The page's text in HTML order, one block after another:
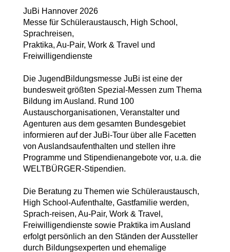
JuBi Hannover 2026
Messe für Schüleraustausch, High School,
Sprachreisen,
Praktika, Au-Pair, Work & Travel und
Freiwilligendienste
Die JugendBildungsmesse JuBi ist eine der
bundesweit größten Spezial-Messen zum Thema
Bildung im Ausland. Rund 100
Austauschorganisationen, Veranstalter und
Agenturen aus dem gesamten Bundesgebiet
informieren auf der JuBi-Tour über alle Facetten
von Auslandsaufenthalten und stellen ihre
Programme und Stipendienangebote vor, u.a. die
WELTBÜRGER-Stipendien.
Die Beratung zu Themen wie Schüleraustausch,
High School-Aufenthalte, Gastfamilie werden,
Sprach-reisen, Au-Pair, Work & Travel,
Freiwilligendienste sowie Praktika im Ausland
erfolgt persönlich an den Ständen der Aussteller
durch Bildungsexperten und ehemalige